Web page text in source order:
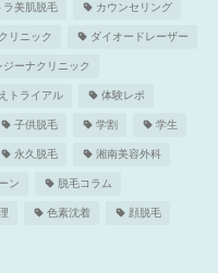
ラ美肌脱毛 カウンセリング
リニック ダイオードレーザー
ジーナクリニック
トライアル 体験レポ
子供脱毛 学割 学生
永久脱毛 湘南美容外科
ン 脱毛コラム
色素沈着 顔脱毛